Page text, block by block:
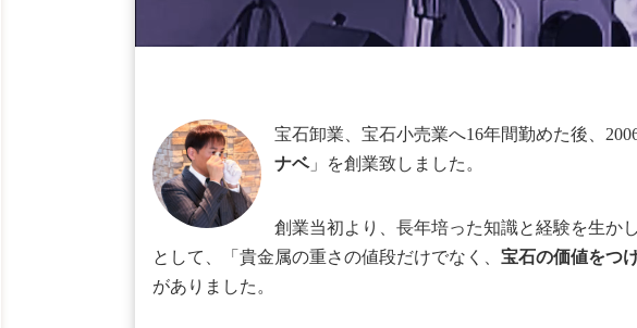
宝石卸業、宝石小売業へ16年間勤めた後、
ナベ」を創業致しました。
創業当初より、長年培った知識と経験を生か
として、「貴金属の重さの値段だけでなく、 宝石の価値をつ
がありました。